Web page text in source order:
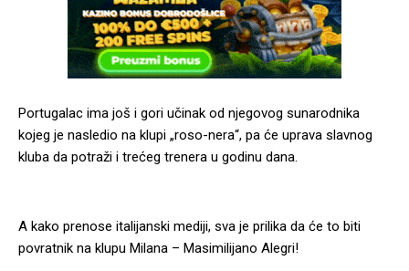
Portugalac ima još i gori učinak od njegovog sunarodnika
kojeg je nasledio na klupi „roso-nera“, pa će uprava slavnog
kluba da potraži i trećeg trenera u godinu dana.
A kako prenose italijanski mediji, sva je prilika da će to biti
povratnik na klupu Milana – Masimilijano Alegri!